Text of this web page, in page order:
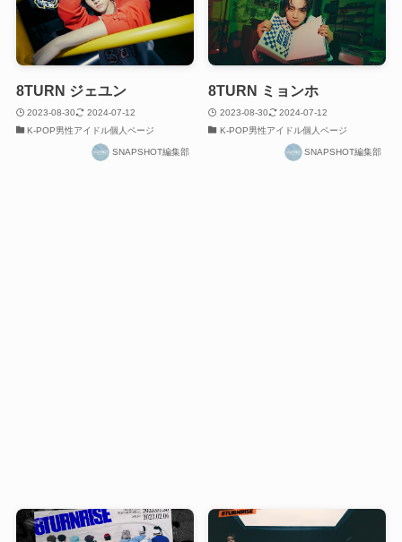
8TURN ジェユン
2023-08-30
2024-07-12
K-POP男性アイドル個人ページ
SNAPSHOT編集部
8TURN ミョンホ
2023-08-30
2024-07-12
K-POP男性アイドル個人ページ
SNAPSHOT編集部